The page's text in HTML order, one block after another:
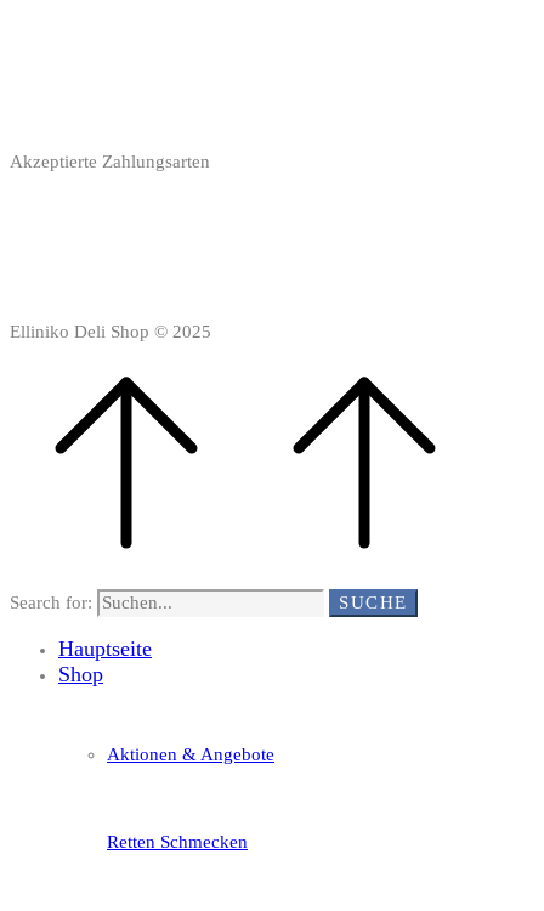
Akzeptierte Zahlungsarten
Elliniko Deli Shop © 2025
Search for: SUCHE
Hauptseite
Shop
Aktionen & Angebote
Retten Schmecken